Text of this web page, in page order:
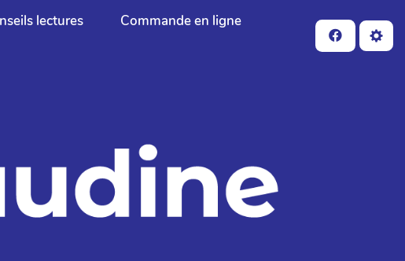
lectures
Commande en ligne